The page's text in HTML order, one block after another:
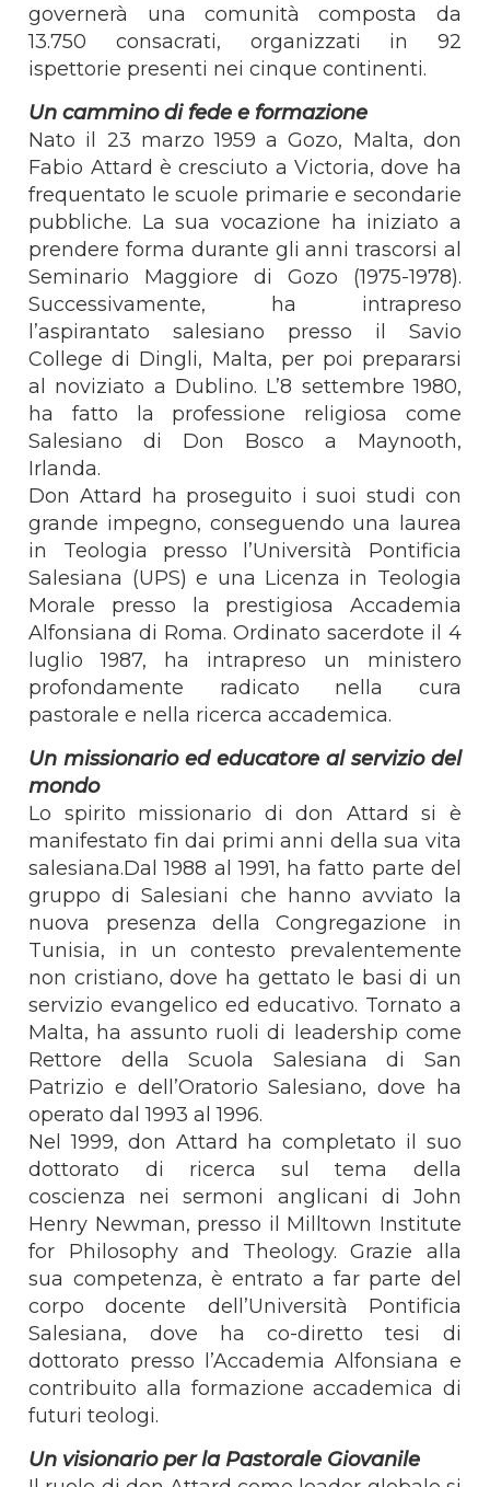
governerà una comunità composta da
13.750 consacrati, organizzati in 92
ispettorie presenti nei cinque continenti.
Un cammino di fede e formazione
Nato il 23 marzo 1959 a Gozo, Malta, don
Fabio Attard è cresciuto a Victoria, dove ha
frequentato le scuole primarie e secondarie
pubbliche. La sua vocazione ha iniziato a
prendere forma durante gli anni trascorsi al
Seminario Maggiore di Gozo (1975-1978).
Successivamente, ha intrapreso
l’aspirantato salesiano presso il Savio
College di Dingli, Malta, per poi prepararsi
al noviziato a Dublino. L’8 settembre 1980,
ha fatto la professione religiosa come
Salesiano di Don Bosco a Maynooth,
Irlanda.
Don Attard ha proseguito i suoi studi con
grande impegno, conseguendo una laurea
in Teologia presso l’Università Pontificia
Salesiana (UPS) e una Licenza in Teologia
Morale presso la prestigiosa Accademia
Alfonsiana di Roma. Ordinato sacerdote il 4
luglio 1987, ha intrapreso un ministero
profondamente radicato nella cura
pastorale e nella ricerca accademica.
Un missionario ed educatore al servizio del
mondo
Lo spirito missionario di don Attard si è
manifestato fin dai primi anni della sua vita
salesiana.Dal 1988 al 1991, ha fatto parte del
gruppo di Salesiani che hanno avviato la
nuova presenza della Congregazione in
Tunisia, in un contesto prevalentemente
non cristiano, dove ha gettato le basi di un
servizio evangelico ed educativo. Tornato a
Malta, ha assunto ruoli di leadership come
Rettore della Scuola Salesiana di San
Patrizio e dell’Oratorio Salesiano, dove ha
operato dal 1993 al 1996.
Nel 1999, don Attard ha completato il suo
dottorato di ricerca sul tema della
coscienza nei sermoni anglicani di John
Henry Newman, presso il Milltown Institute
for Philosophy and Theology. Grazie alla
sua competenza, è entrato a far parte del
corpo docente dell’Università Pontificia
Salesiana, dove ha co-diretto tesi di
dottorato presso l’Accademia Alfonsiana e
contribuito alla formazione accademica di
futuri teologi.
Un visionario per la Pastorale Giovanile